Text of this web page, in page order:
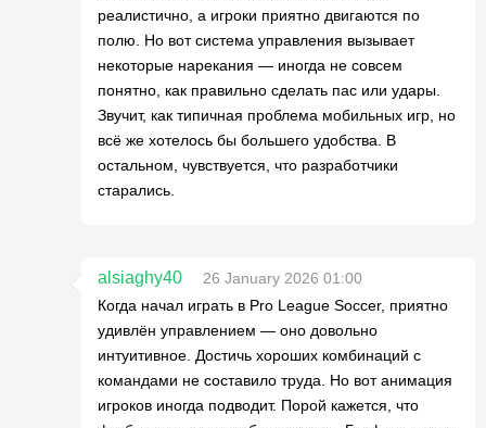
реалистично, а игроки приятно двигаются по
полю. Но вот система управления вызывает
некоторые нарекания — иногда не совсем
понятно, как правильно сделать пас или удары.
Звучит, как типичная проблема мобильных игр, но
всё же хотелось бы большего удобства. В
остальном, чувствуется, что разработчики
старались.
alsiaghy40
26 January 2026 01:00
Когда начал играть в Pro League Soccer, приятно
удивлён управлением — оно довольно
интуитивное. Достичь хороших комбинаций с
командами не составило труда. Но вот анимация
игроков иногда подводит. Порой кажется, что